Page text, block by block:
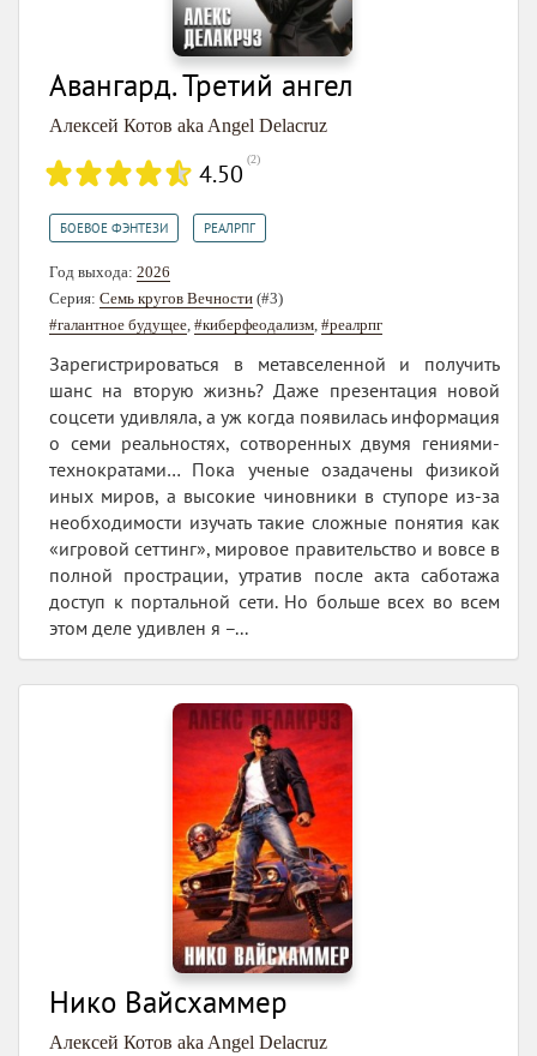
досугом автор завязал, посвятив время иным
Во время недавнего подъема сетевой литературы,
вместе с появлением возможности работать
напрямую с читателем, вернулся к деятельности
«торговца перьями». С тех пор автором, под новым
псевдонимом А. Делакруз, написан ряд романов,
пользующихся популярностью у читателей.
Авангард. Третий ангел
Алексей Котов aka Angel Delacruz
4.50 (2)
БОЕВОЕ ФЭНТЕЗИ РЕАЛРПГ
Год выхода: 2026
Серия: Семь кругов Вечности (#3)
#галантное будущее, #киберфеодализм, #реалрпг
Зарегистрироваться в метавселенной и получить
шанс на вторую жизнь? Даже презентация новой
соцсети удивляла, а уж когда появилась информация
о семи реальностях, сотворенных двумя гениями-
технократами… Пока ученые озадачены физикой
иных миров, а высокие чиновники в ступоре из-за
необходимости изучать такие сложные понятия как
«игровой сеттинг», мировое правительство и вовсе в
полной прострации, утратив после акта саботажа
доступ к портальной сети. Но больше всех во всем
этом деле удивлен я –...
Нико Вайсхаммер
Алексей Котов aka Angel Delacruz